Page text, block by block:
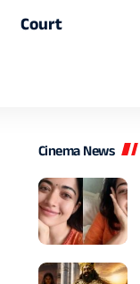
Court
Cinema News